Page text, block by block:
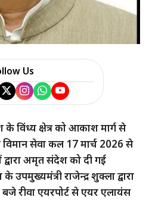
Us
के विंध्य क्षेत्र को आकाश मार्ग से
विमान सेवा कल 17 मार्च 2026 से
द्वारा अमृत संदेश को दी गई
उपमुख्यमंत्री राजेन्द्र शुक्ला द्वारा
रीवा एयरपोर्ट से एयर एलायंस